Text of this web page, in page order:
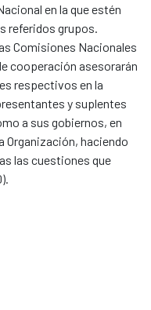
en la que estén
referidos grupos.
Comisiones Nacionales
cooperación asesorarán
respectivos en la
y suplentes
a sus gobiernos, en
Organización, haciendo
las cuestiones que